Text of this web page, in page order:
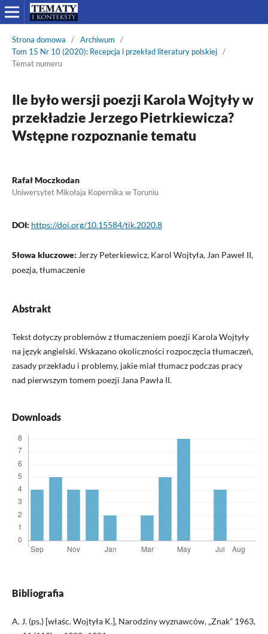
Strona domowa / Archiwum
/
Tom 15 Nr 10 (2020): Recepcja i przekład literatury polskiej /
Temat numeru
Ile było wersji poezji Karola Wojtyły w
przekładzie Jerzego Pietrkiewicza?
Wstępne rozpoznanie tematu
Rafał Moczkodan
Uniwersytet Mikołaja Kopernika w Toruniu
DOI: https://doi.org/10.15584/tik.2020.8
Słowa kluczowe: Jerzy Peterkiewicz, Karol Wojtyła, Jan Paweł II,
poezja, tłumaczenie
Abstrakt
Tekst dotyczy problemów z tłumaczeniem poezji Karola Wojtyły
na język angielski. Wskazano okoliczności rozpoczęcia tłumaczeń,
zasady przekładu i problemy, jakie miał tłumacz podczas pracy
nad pierwszym tomem poezji Jana Pawła II.
Downloads
Bibliografia
A. J. (ps.) [właśc. Wojtyła K.], Narodziny wyznawców, „Znak” 1963,